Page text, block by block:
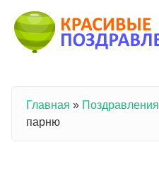
Вы здесь
Главная » Поздравления
парню